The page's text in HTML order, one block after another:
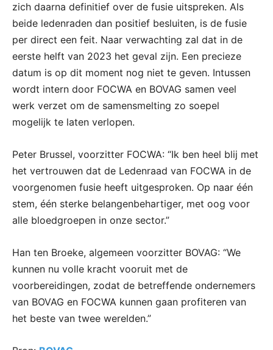
zich daarna definitief over de fusie uitspreken. Als
beide ledenraden dan positief besluiten, is de fusie
per direct een feit. Naar verwachting zal dat in de
eerste helft van 2023 het geval zijn. Een precieze
datum is op dit moment nog niet te geven. Intussen
wordt intern door FOCWA en BOVAG samen veel
werk verzet om de samensmelting zo soepel
mogelijk te laten verlopen.
Peter Brussel, voorzitter FOCWA: “Ik ben heel blij met
het vertrouwen dat de Ledenraad van FOCWA in de
voorgenomen fusie heeft uitgesproken. Op naar één
stem, één sterke belangenbehartiger, met oog voor
alle bloedgroepen in onze sector.”
Han ten Broeke, algemeen voorzitter BOVAG: “We
kunnen nu volle kracht vooruit met de
voorbereidingen, zodat de betreffende ondernemers
van BOVAG en FOCWA kunnen gaan profiteren van
het beste van twee werelden.”